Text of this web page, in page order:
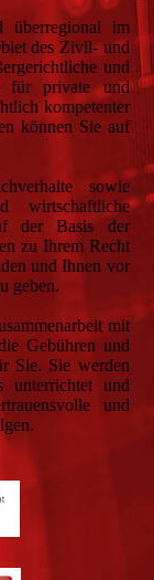
im
des Zivil- und
und
für private und
kompetenter
können Sie auf
sowie
wirtschaftliche
der Basis der
zu Ihrem Recht
und Ihnen vor
geben.
mit
Gebühren und
Sie. Sie werden
unterrichtet und
und